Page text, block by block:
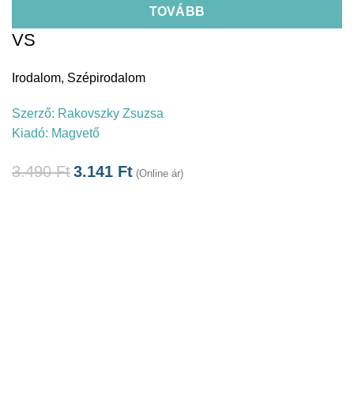
TOVÁBB
VS
Irodalom, Szépirodalom
Szerző: Rakovszky Zsuzsa
Kiadó: Magvető
3.490Ft3.141 Ft (Online ár)